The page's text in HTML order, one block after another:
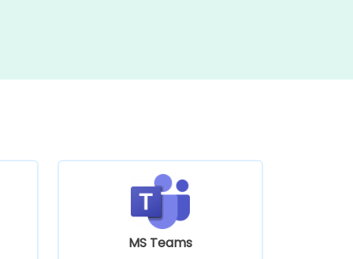
MS Teams